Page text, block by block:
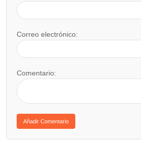
Correo electrónico:
Comentario: